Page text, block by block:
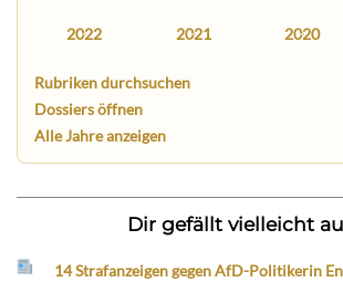
2022 2021 2020
Rubriken durchsuchen
Dossiers öffnen
Alle Jahre anzeigen
Dir gefällt vielleicht
14 Strafanzeigen gegen AfD-Politikerin